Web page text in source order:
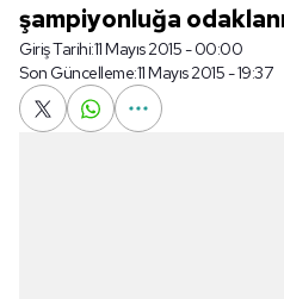
şampiyonluğa
Giriş Tarihi:11 Mayıs 2015 - 00:00
Son Güncelleme:11 Mayıs 2015 - 19:37